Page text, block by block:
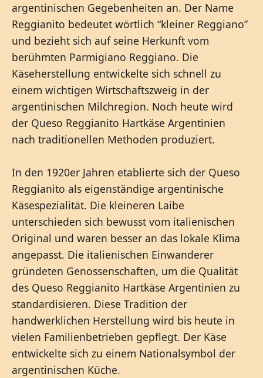
argentinischen Gegebenheiten an. Der Name
Reggianito bedeutet wörtlich “kleiner Reggiano”
und bezieht sich auf seine Herkunft vom
berühmten Parmigiano Reggiano. Die
Käseherstellung entwickelte sich schnell zu
einem wichtigen Wirtschaftszweig in der
argentinischen Milchregion. Noch heute wird
der Queso Reggianito Hartkäse Argentinien
nach traditionellen Methoden produziert.
In den 1920er Jahren etablierte sich der Queso
Reggianito als eigenständige argentinische
Käsespezialität. Die kleineren Laibe
unterschieden sich bewusst vom italienischen
Original und waren besser an das lokale Klima
angepasst. Die italienischen Einwanderer
gründeten Genossenschaften, um die Qualität
des Queso Reggianito Hartkäse Argentinien zu
standardisieren. Diese Tradition der
handwerklichen Herstellung wird bis heute in
vielen Familienbetrieben gepflegt. Der Käse
entwickelte sich zu einem Nationalsymbol der
argentinischen Küche.